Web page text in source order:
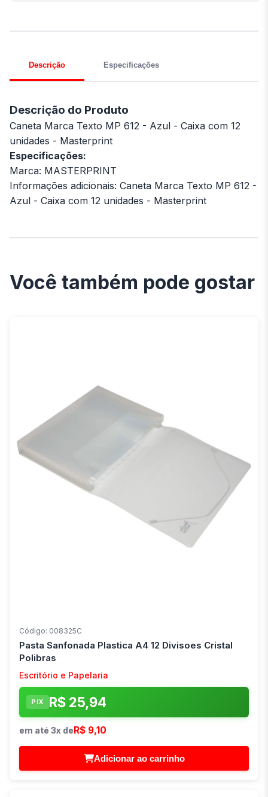
Descrição Especificações
Descrição do Produto
Caneta Marca Texto MP 612 - Azul - Caixa com 12
unidades - Masterprint
Especificações:
Marca: MASTERPRINT
Informações adicionais: Caneta Marca Texto MP 612 -
Azul - Caixa com 12 unidades - Masterprint
Você também pode gostar
Código: 008325C
Pasta Sanfonada Plastica A4 12 Divisoes Cristal
Polibras
Escritório e Papelaria
PIX R$ 25,94
em até 3x deR$ 9,10
Adicionar ao carrinho